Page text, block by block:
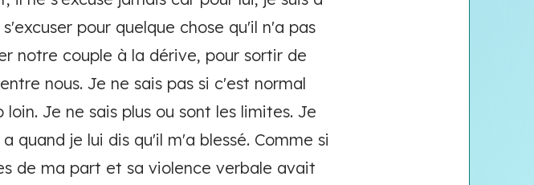
pour quelque chose qu'il n'a pas
notre couple à la dérive, pour sortir de
nous. Je ne sais pas si c'est normal
Je ne sais plus ou sont les limites. Je
je lui dis qu'il m'a blessé. Comme si
de ma part et sa violence verbale avait